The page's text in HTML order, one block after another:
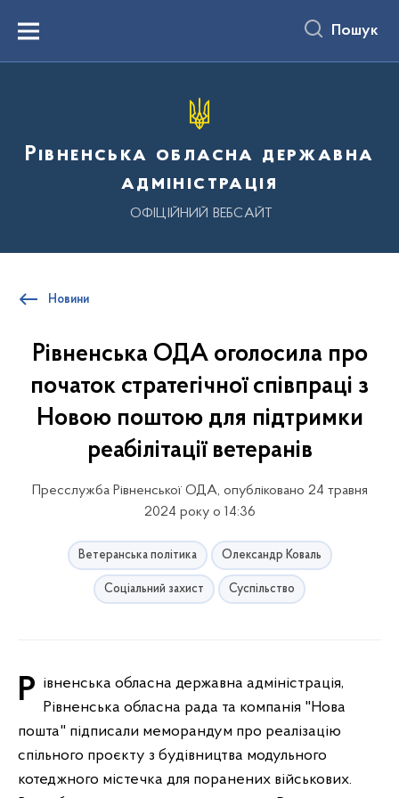
вмістуMenu Пошук
Рівненська обласна державна
адміністрація
ОФІЦІЙНИЙ ВЕБСАЙТ
Новини
Рівненська ОДА оголосила про
початок стратегічної співпраці з
Новою поштою для підтримки
реабілітації ветеранів
Пресслужба Рівненської ОДА, опубліковано 24 травня
2024 року о 14:36
Ветеранська політика Олександр Коваль
Соціальний захист Суспільство
Рівненська обласна державна адміністрація, Рівненська обласна рада та компанія "Нова
пошта" підписали меморандум про реалізацію
спільного проєкту з будівництва модульного
котеджного містечка для поранених військових.